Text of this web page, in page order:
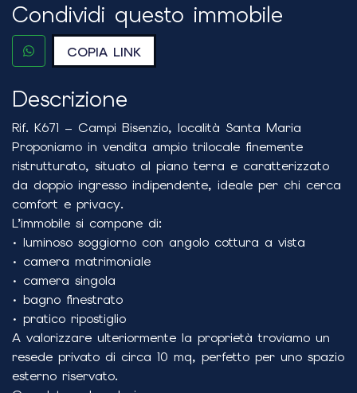
Condividi questo immobile
COPIA LINK
Descrizione
Rif. K671 – Campi Bisenzio, località Santa Maria
Proponiamo in vendita ampio trilocale finemente
ristrutturato, situato al piano terra e caratterizzato
da doppio ingresso indipendente, ideale per chi cerca
comfort e privacy.
L’immobile si compone di:
• luminoso soggiorno con angolo cottura a vista
• camera matrimoniale
• camera singola
• bagno finestrato
• pratico ripostiglio
A valorizzare ulteriormente la proprietà troviamo un
resede privato di circa 10 mq, perfetto per uno spazio
esterno riservato.